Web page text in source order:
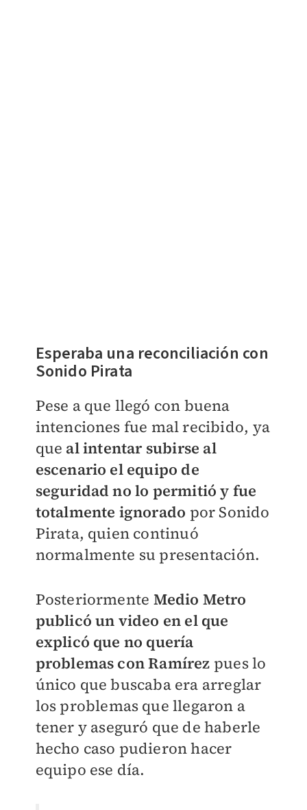
Esperaba una reconciliación con
Sonido Pirata
Pese a que llegó con buena
intenciones fue mal recibido, ya
que al intentar subirse al
escenario el equipo de
seguridad no lo permitió y fue
totalmente ignorado por Sonido
Pirata, quien ​continuó
normalmente su presentación.
Posteriormente Medio Metro
publicó un video en el que
explicó que no quería
problemas con Ramírez pues lo
único que buscaba era arreglar
los problemas que llegaron a
tener y aseguró que de haberle
hecho caso pudieron hacer
equipo ese día.